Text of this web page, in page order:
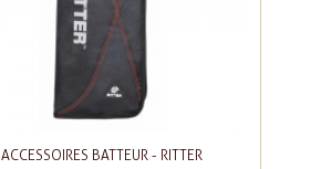
ACCESSOIRES BATTEUR - RITTER